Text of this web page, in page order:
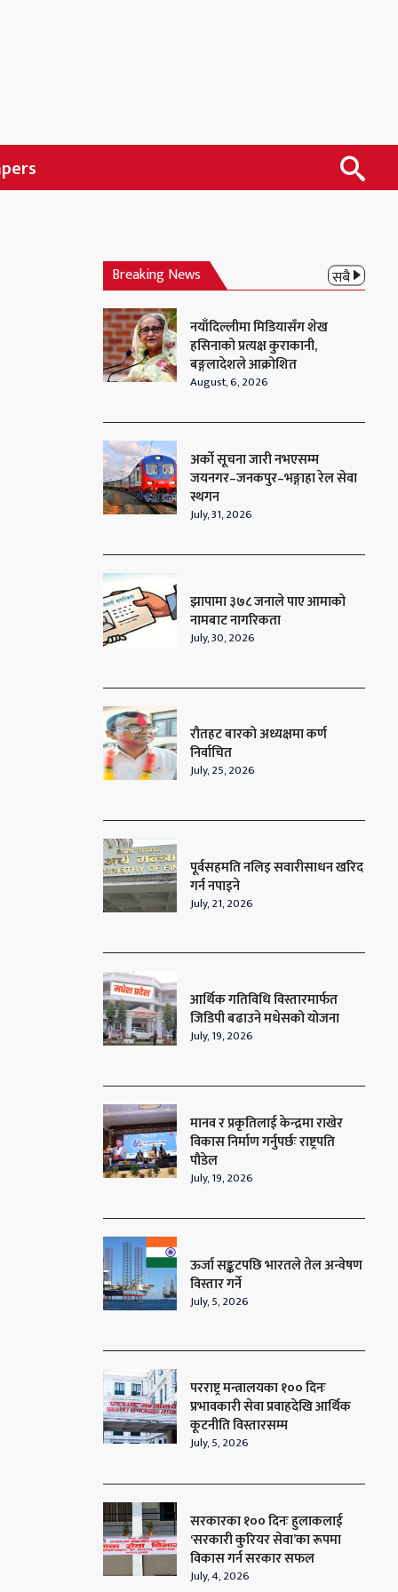
Breaking News सबै
नयाँदिल्लीमा मिडियासँग शेख
हसिनाको प्रत्यक्ष कुराकानी,
बङ्गलादेशले आक्रोशित
August, 6, 2026
अर्को सूचना जारी नभएसम्म
जयनगर–जनकपुर–भङ्गाहा रेल सेवा
स्थगन
July, 31, 2026
झापामा ३७८ जनाले पाए आमाको
नामबाट नागरिकता
July, 30, 2026
रौतहट बारको अध्यक्षमा कर्ण
निर्वाचित
July, 25, 2026
पूर्वसहमति नलिइ सवारीसाधन खरिद
गर्न नपाइने
July, 21, 2026
आर्थिक गतिविधि विस्तारमार्फत
जिडिपी बढाउने मधेसको योजना
July, 19, 2026
मानव र प्रकृतिलाई केन्द्रमा राखेर
विकास निर्माण गर्नुपर्छः राष्ट्रपति
पौडेल
July, 19, 2026
ऊर्जा सङ्कटपछि भारतले तेल अन्वेषण
विस्तार गर्ने
July, 5, 2026
परराष्ट्र मन्त्रालयका १०० दिनः
प्रभावकारी सेवा प्रवाहदेखि आर्थिक
कूटनीति विस्तारसम्म
July, 5, 2026
सरकारका १०० दिनः हुलाकलाई
‘सरकारी कुरियर सेवा’का रूपमा
विकास गर्न सरकार सफल
July, 4, 2026